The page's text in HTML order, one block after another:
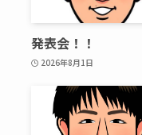
発表会！！
2026年8月1日